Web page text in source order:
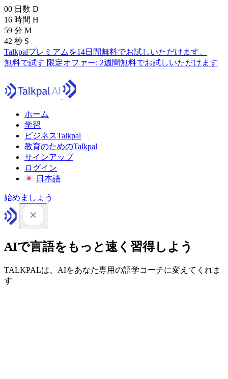
00 日数 D
16 時間 H
59 分 M
41 秒 S
Talkpalプレミアムを14日間無料でお試しいただけます。
無料で試す 限定オファー: 2週間無料でお試しいただけます
ホーム
学習
ビジネスTalkpal
教育のためのTalkpal
サインアップ
ログイン
日本語
始めましょう
AIで言語をもっと速く習得しよう
TALKPALは、AIをあなた専用の語学コーチに変えてくれま
す